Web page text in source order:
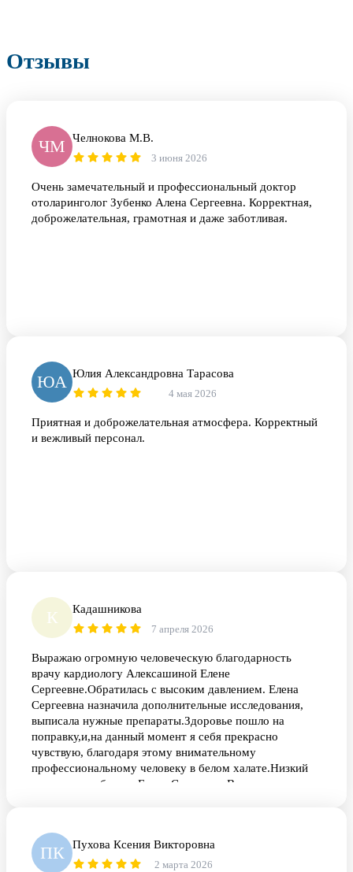
Отзывы
ЧМ Челнокова М.В.
3 июня 2026
Очень замечательный и профессиональный доктор
отоларинголог Зубенко Алена Сергеевна. Корректная,
доброжелательная, грамотная и даже заботливая.
ЮА Юлия Александровна Тарасова
4 мая 2026
Приятная и доброжелательная атмосфера. Корректный
и вежливый персонал.
К Кадашникова
7 апреля 2026
Выражаю огромную человеческую благодарность
врачу кардиологу Алексашиной Елене
Сергеевне.Обратилась с высоким давлением. Елена
Сергеевна назначила дополнительные исследования,
выписала нужные препараты.Здоровье пошло на
поправку,и,на данный момент я себя прекрасно
чувствую, благодаря этому внимательному
профессиональному человеку в белом халате.Низкий
поклон,спасибо вам,Елена Сергеевна.Всего вам самого
ПК Пухова Ксения Викторовна
2 марта 2026